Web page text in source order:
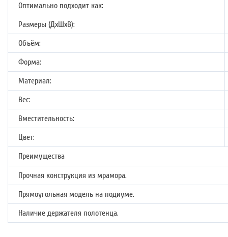
Оптимально подходит как:
Размеры (ДхШхВ):
Объём:
Форма:
Материал:
Вес:
Вместительность:
Цвет:
Преимущества
Прочная конструкция из мрамора.
Прямоугольная модель на подиуме.
Наличие держателя полотенца.